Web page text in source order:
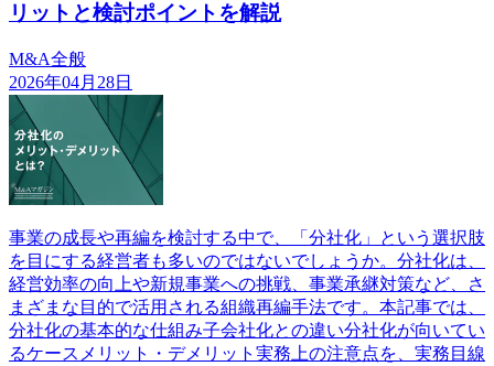
リットと検討ポイントを解説
M&A全般
2026年04月28日
事業の成長や再編を検討する中で、「分社化」という選択肢
を目にする経営者も多いのではないでしょうか。分社化は、
経営効率の向上や新規事業への挑戦、事業承継対策など、さ
まざまな目的で活用される組織再編手法です。本記事では、
分社化の基本的な仕組み子会社化との違い分社化が向いてい
るケースメリット・デメリット実務上の注意点を、実務目線